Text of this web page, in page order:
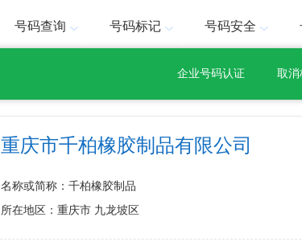
号码查询 号码标记 号码安全
企业号码认证 取消
重庆市千柏橡胶制品有限公司
名称或简称：千柏橡胶制品
所在地区：重庆市 九龙坡区